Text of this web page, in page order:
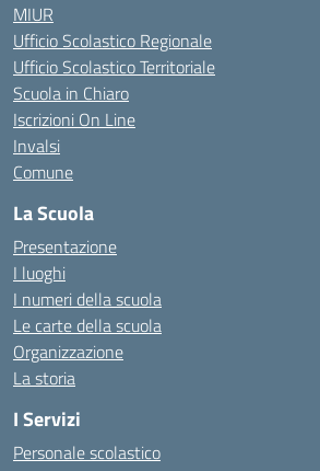
MIUR
Ufficio Scolastico Regionale
Ufficio Scolastico Territoriale
Scuola in Chiaro
Iscrizioni On Line
Invalsi
Comune
La Scuola
Presentazione
I luoghi
I numeri della scuola
Le carte della scuola
Organizzazione
La storia
I Servizi
Personale scolastico